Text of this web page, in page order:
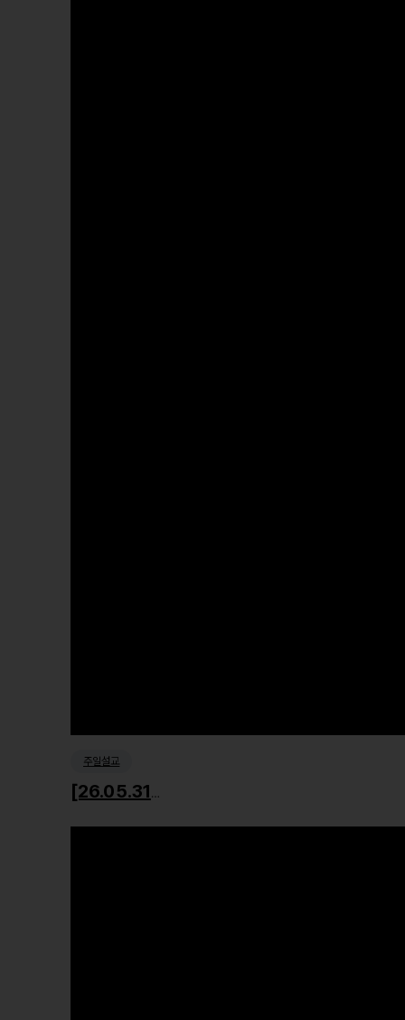
주일설교
[26.05.31] 잊혀진 이름, 사라진 시간